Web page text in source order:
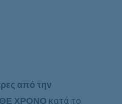
από την
ΧΡΟΝΟ κατά το